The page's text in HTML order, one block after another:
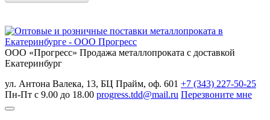
ООО «Прогресс» Продажа металлопроката с доставкой
Екатеринбург
ул. Антона Валека, 13, БЦ Прайм, оф. 601 +7 (343) 227-50-25
Пн-Пт с 9.00 до 18.00 progress.tdd@mail.ru Перезвоните мне